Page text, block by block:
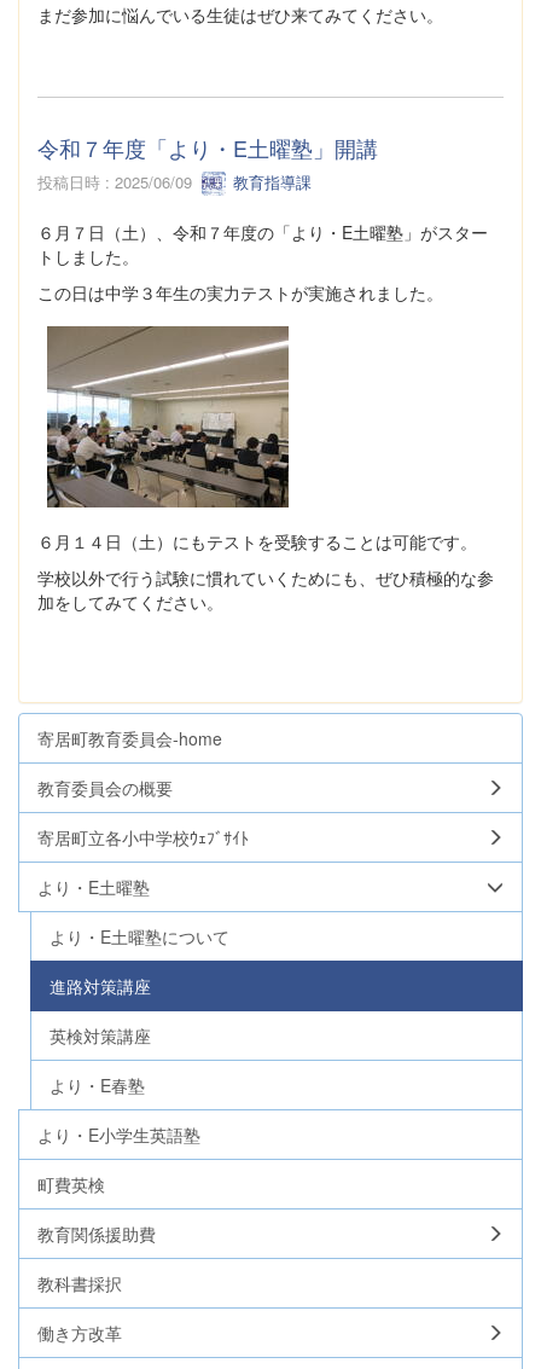
まだ参加に悩んでいる生徒はぜひ来てみてください。
令和７年度「より・E土曜塾」開講
投稿日時 : 2025/06/09 教育指導課
６月７日（土）、令和７年度の「より・E土曜塾」がスター
トしました。
この日は中学３年生の実力テストが実施されました。
６月１４日（土）にもテストを受験することは可能です。
学校以外で行う試験に慣れていくためにも、ぜひ積極的な参
加をしてみてください。
寄居町教育委員会-home
教育委員会の概要
寄居町立各小中学校ｳｪﾌﾞｻｲﾄ
より・E土曜塾
より・E土曜塾について
進路対策講座
英検対策講座
より・E春塾
より・E小学生英語塾
町費英検
教育関係援助費
教科書採択
働き方改革